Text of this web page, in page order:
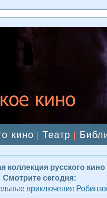
кино |Театр
коллекция русского кино
Смотрите сегодня:
приключения